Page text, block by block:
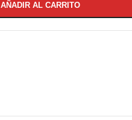
AÑADIR AL CARRITO